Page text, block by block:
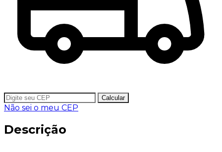
Calcular
Não sei o meu CEP
Descrição